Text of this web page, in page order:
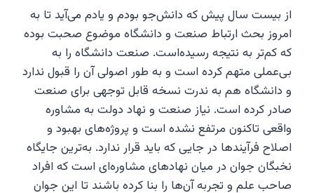
از بیست سال پیش که دانش‌جو بودم و یادم می‌آید تا به
امروز بحث ارتباط صنعت و دانشگاه موضوع صحبت بوده
که کم‌تر به نتیجه رسیده‌است. صنعت دانشگاه را به
بی‌عملی متهم کرده است و به طور اصولی آن را قبول ندارد
و دانشگاه‌ هم به ندرت نسخه قابل توجهی برای صنعت
صادر کرده است. نیاز صنعت و نهاد دولت به مشاوره
واقعی تاکنون مرتفع نشده است و پروژه‌های بهبود و
اصلاح فرآیندها در جایی که باید قرار ندارد. به‌ترین جایگاه
نخبگان جوان در میان نهادهای مشاوره‌ای است که افراد
صاحب علم و تجربه آن‌ها را بنا کرده باشند تا این جوان